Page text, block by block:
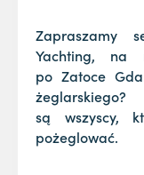
Zapraszamy
Yachting, na
po Zatoce
są wszyscy,
pożeglować.